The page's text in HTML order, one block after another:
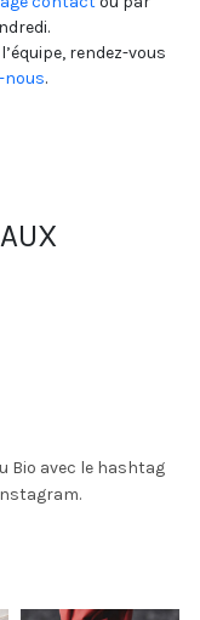
rendez-vous
nous.
Bio avec le hashtag